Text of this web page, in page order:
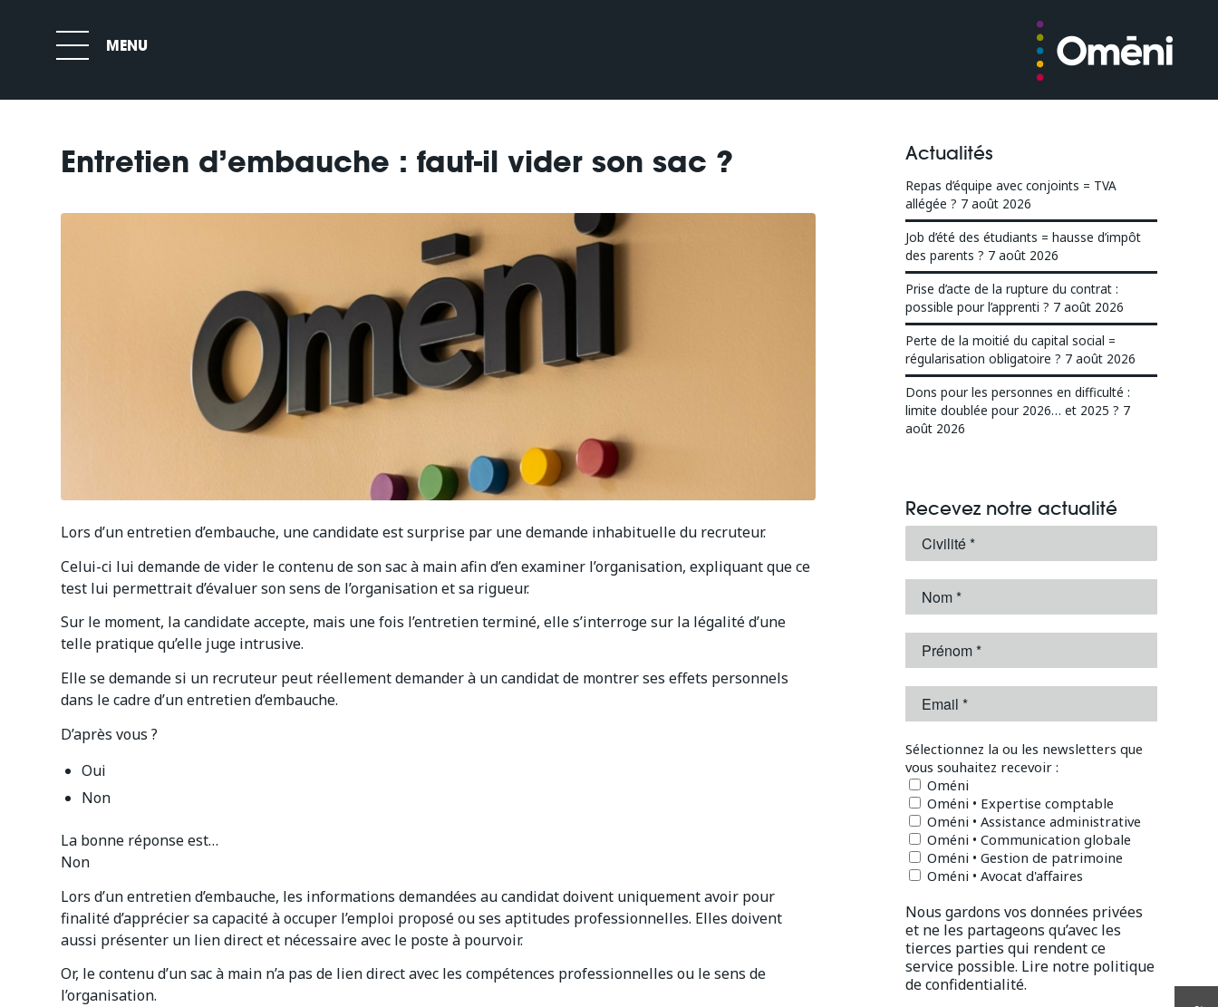
Entretien d’embauche : faut-il vider son sac ?
Lors d’un entretien d’embauche, une candidate est surprise par une demande inhabituelle du recruteur.
Celui-ci lui demande de vider le contenu de son sac à main afin d’en examiner l’organisation, expliquant que ce
test lui permettrait d’évaluer son sens de l’organisation et sa rigueur.
Sur le moment, la candidate accepte, mais une fois l’entretien terminé, elle s’interroge sur la légalité d’une
telle pratique qu’elle juge intrusive.
Elle se demande si un recruteur peut réellement demander à un candidat de montrer ses effets personnels
dans le cadre d’un entretien d’embauche.
D’après vous ?
Oui
Non
La bonne réponse est…
Non
Lors d’un entretien d’embauche, les informations demandées au candidat doivent uniquement avoir pour
finalité d’apprécier sa capacité à occuper l’emploi proposé ou ses aptitudes professionnelles. Elles doivent
aussi présenter un lien direct et nécessaire avec le poste à pourvoir.
Or, le contenu d’un sac à main n’a pas de lien direct avec les compétences professionnelles ou le sens de
l’organisation.
Actualités
Repas d’équipe avec conjoints = TVA
allégée ? 7 août 2026
Job d’été des étudiants = hausse d’impôt
des parents ? 7 août 2026
Prise d’acte de la rupture du contrat :
possible pour l’apprenti ? 7 août 2026
Perte de la moitié du capital social =
régularisation obligatoire ? 7 août 2026
Dons pour les personnes en difficulté :
limite doublée pour 2026… et 2025 ? 7
août 2026
Recevez notre actualité
Sélectionnez la ou les newsletters que
vous souhaitez recevoir :
Oméni
Oméni • Expertise comptable
Oméni • Assistance administrative
Oméni • Communication globale
Oméni • Gestion de patrimoine
Oméni • Avocat d'affaires
Nous gardons vos données privées
et ne les partageons qu’avec les
tierces parties qui rendent ce
service possible. Lire notre politique
de confidentialité.